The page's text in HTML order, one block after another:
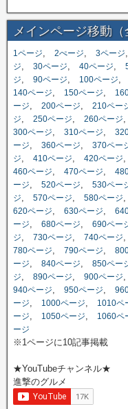
メインページ移動（
1ページ, 2ぺージ, 3ページ
ジ, 30ページ, 40ページ,
ジ, 90ページ, 100ページ,
140ページ, 150ページ,
ージ, 200ページ, 210ペー
ジ, 250ページ, 260ページ
300ページ, 310ページ,
ージ, 360ページ, 370ペー
ジ, 410ページ, 420ページ
460ページ, 470ページ,
ージ, 520ページ, 530ペー
ジ, 570ページ, 580ページ
620ページ, 630ページ,
ージ, 680ページ, 690ペー
ジ, 730ページ, 740ページ
780ページ, 790ページ,
ージ, 840ページ, 850ペー
ジ, 890ページ, 900ページ
940ページ, 950ページ,
ージ, 1000ページ, 1010ペ
ージ, 1050ページ, 1060ペ
ージ
※1ページに10記事掲載
★YouTubeチャンネル★
進撃のグルメ